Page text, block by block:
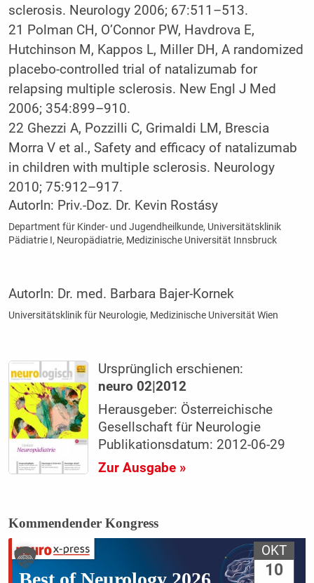
sclerosis. Neurology 2006; 67:511–513.
21 Polman CH, O’Connor PW, Havdrova E,
Hutchinson M, Kappos L, Miller DH, A randomized
placebo-controlled trial of natalizumab for
relapsing multiple sclerosis. New Engl J Med
2006; 354:899–910.
22 Ghezzi A, Pozzilli C, Grimaldi LM, Brescia
Morra V et al., Safety and efficacy of natalizumab
in children with multiple sclerosis. Neurology
2010; 75:912–917.
AutorIn: Priv.-Doz. Dr. Kevin Rostásy
Department für Kinder- und Jugendheilkunde, Universitätsklinik
Pädiatrie I, Neuropädiatrie, Medizinische Universität Innsbruck
AutorIn: Dr. med. Barbara Bajer-Kornek
Universitätsklinik für Neurologie, Medizinische Universität Wien
Ursprünglich erschienen:
neuro 02|2012
Herausgeber: Österreichische
Gesellschaft für Neurologie
Publikationsdatum: 2012-06-29
Zur Ausgabe »
Kommendender Kongress
OKT
10